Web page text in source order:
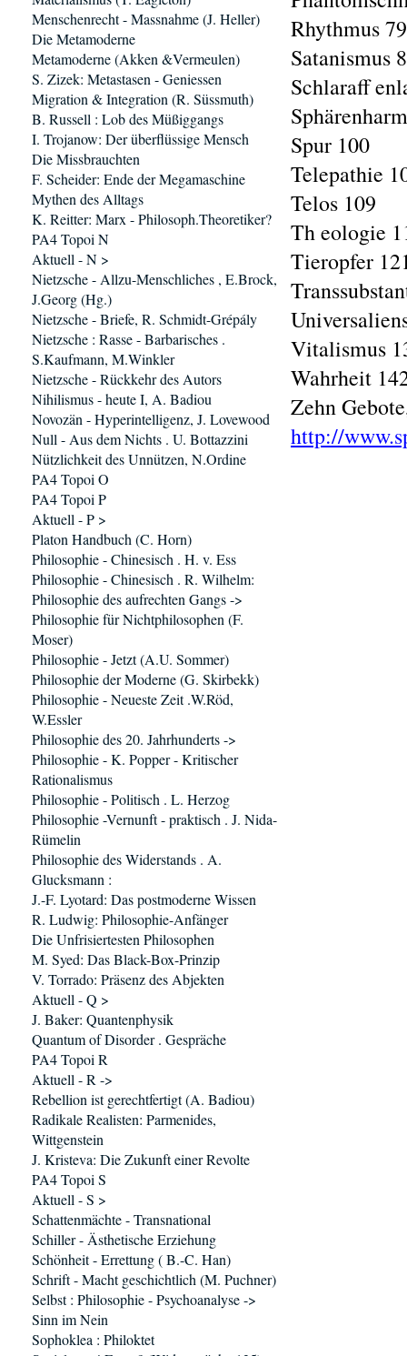
Rhythmus 79
Satanismus
Schlaraff
Spur 100
Telepathie
Telos 109
Th eologie
Tieropfer
Vitalismus
Wahrheit
Zehn
http://
Menschenrecht - Massnahme (J. Heller)
Die Metamoderne
Metamoderne (Akken &Vermeulen)
S. Zizek: Metastasen - Geniessen
Migration & Integration (R. Süssmuth)
B. Russell : Lob des Müßiggangs
I. Trojanow: Der überflüssige Mensch
Die Missbrauchten
F. Scheider: Ende der Megamaschine
Mythen des Alltags
K. Reitter: Marx - Philosoph.Theoretiker?
PA4 Topoi N
Aktuell - N >
Nietzsche - Allzu-Menschliches , E.Brock,
J.Georg (Hg.)
Nietzsche - Briefe, R. Schmidt-Grépály
Nietzsche : Rasse - Barbarisches .
S.Kaufmann, M.Winkler
Nietzsche - Rückkehr des Autors
Nihilismus - heute I, A. Badiou
Novozän - Hyperintelligenz, J. Lovewood
Null - Aus dem Nichts . U. Bottazzini
Nützlichkeit des Unnützen, N.Ordine
PA4 Topoi O
PA4 Topoi P
Aktuell - P >
Platon Handbuch (C. Horn)
Philosophie - Chinesisch . H. v. Ess
Philosophie - Chinesisch . R. Wilhelm:
Philosophie des aufrechten Gangs ->
Philosophie für Nichtphilosophen (F.
Moser)
Philosophie - Jetzt (A.U. Sommer)
Philosophie der Moderne (G. Skirbekk)
Philosophie - Neueste Zeit .W.Röd,
W.Essler
Philosophie des 20. Jahrhunderts ->
Philosophie - K. Popper - Kritischer
Rationalismus
Philosophie - Politisch . L. Herzog
Philosophie -Vernunft - praktisch . J. Nida-
Rümelin
Philosophie des Widerstands . A.
Glucksmann :
J.-F. Lyotard: Das postmoderne Wissen
R. Ludwig: Philosophie-Anfänger
Die Unfrisiertesten Philosophen
M. Syed: Das Black-Box-Prinzip
V. Torrado: Präsenz des Abjekten
Aktuell - Q >
J. Baker: Quantenphysik
Quantum of Disorder . Gespräche
PA4 Topoi R
Aktuell - R ->
Rebellion ist gerechtfertigt (A. Badiou)
Radikale Realisten: Parmenides,
Wittgenstein
J. Kristeva: Die Zukunft einer Revolte
PA4 Topoi S
Aktuell - S >
Schattenmächte - Transnational
Schiller - Ästhetische Erziehung
Schönheit - Errettung ( B.-C. Han)
Schrift - Macht geschichtlich (M. Puchner)
Selbst : Philosophie - Psychoanalyse ->
Sinn im Nein
Sophoklea : Philoktet